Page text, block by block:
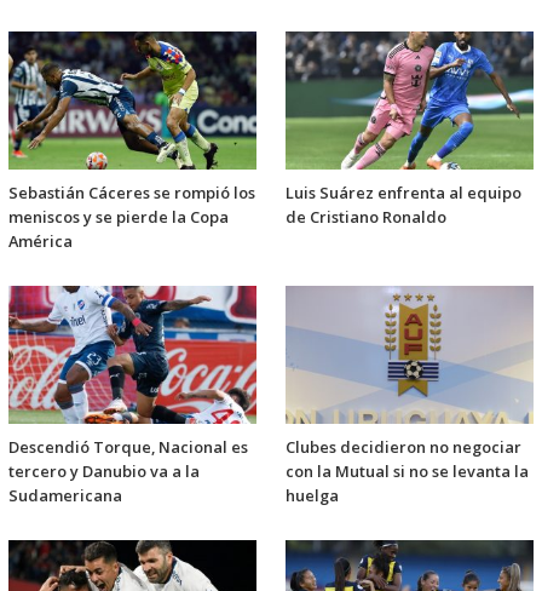
Sebastián Cáceres se rompió los
meniscos y se pierde la Copa
América
Luis Suárez enfrenta al equipo
de Cristiano Ronaldo
Descendió Torque, Nacional es
tercero y Danubio va a la
Sudamericana
Clubes decidieron no negociar
con la Mutual si no se levanta la
huelga